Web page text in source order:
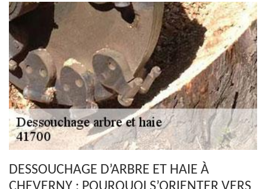
DESSOUCHAGE D’ARBRE ET HAIE À